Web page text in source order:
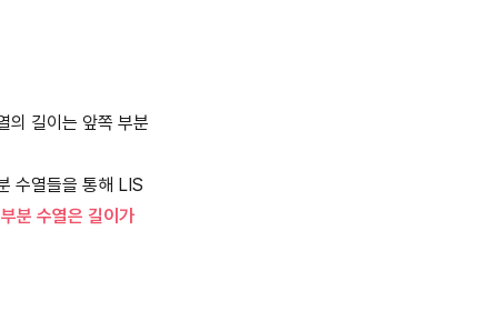
의 길이는 앞쪽 부분
수열들을 통해 LIS
분 수열은 길이가